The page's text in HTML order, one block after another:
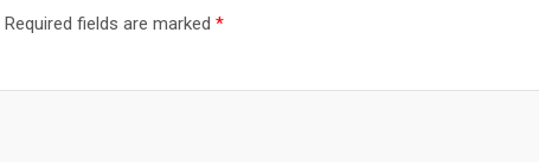
Required fields are marked *